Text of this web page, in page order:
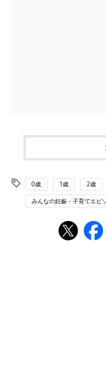
0歳 1歳 2歳
みんなの妊娠・子育てエピ